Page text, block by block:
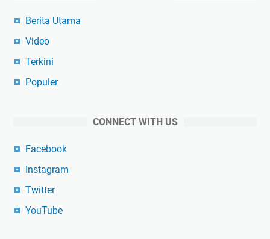
Berita Utama
Video
Terkini
Populer
CONNECT WITH US
Facebook
Instagram
Twitter
YouTube